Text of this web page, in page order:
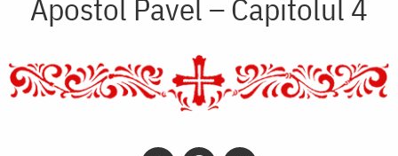
Apostol Pavel – Capitolul 4